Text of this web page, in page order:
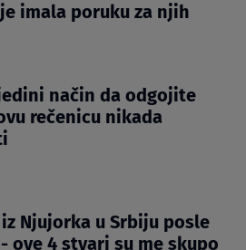
imala poruku za njih
način da odgojite
rečenicu nikada
Njujorka u Srbiju posle
ove 4 stvari su me skupo